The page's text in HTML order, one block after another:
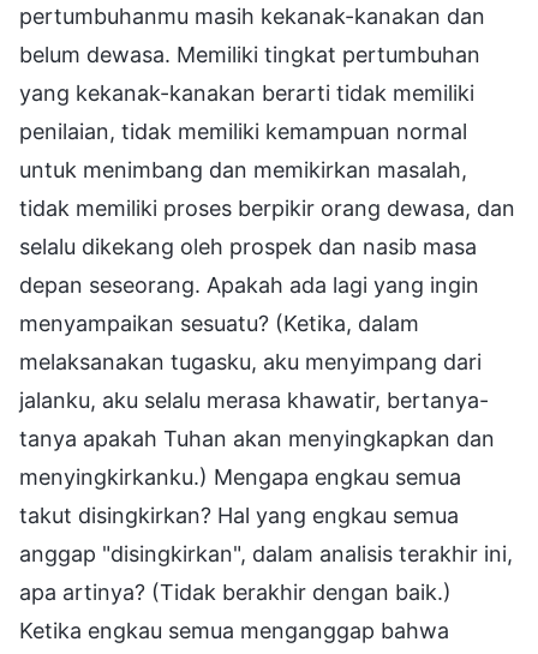
pertumbuhanmu masih kekanak-kanakan dan
belum dewasa. Memiliki tingkat pertumbuhan
yang kekanak-kanakan berarti tidak memiliki
penilaian, tidak memiliki kemampuan normal
untuk menimbang dan memikirkan masalah,
tidak memiliki proses berpikir orang dewasa, dan
selalu dikekang oleh prospek dan nasib masa
depan seseorang. Apakah ada lagi yang ingin
menyampaikan sesuatu? (Ketika, dalam
melaksanakan tugasku, aku menyimpang dari
jalanku, aku selalu merasa khawatir, bertanya-
tanya apakah Tuhan akan menyingkapkan dan
menyingkirkanku.) Mengapa engkau semua
takut disingkirkan? Hal yang engkau semua
anggap "disingkirkan", dalam analisis terakhir ini,
apa artinya? (Tidak berakhir dengan baik.)
Ketika engkau semua menganggap bahwa